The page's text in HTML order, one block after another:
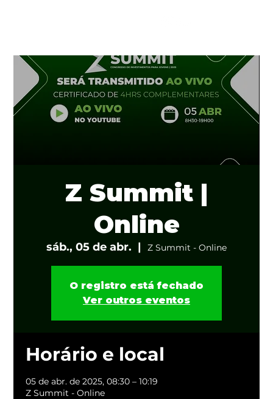
Z Summit |
Online
sáb., 05 de abr.
  |
Z Summit - Online
O registro está fechado
Ver outros eventos
Horário e local
05 de abr. de 2025, 08:30 – 10:19
Z Summit - Online